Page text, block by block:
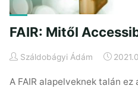
FAIR: Mitől
Száldobágyi Ádám
A FAIR alapelveknek talán